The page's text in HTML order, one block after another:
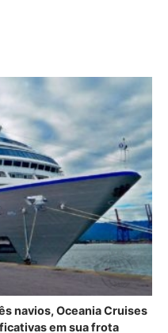
navios, Oceania Cruises
em sua frota